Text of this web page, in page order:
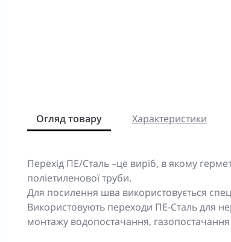
Огляд товару Характеристики
Перехід ПЕ/Сталь –це виріб, в якому
поліетиленової труби.
Для посилення шва використовується
Використовують переходи ПЕ-Сталь для
монтажу водопостачання,